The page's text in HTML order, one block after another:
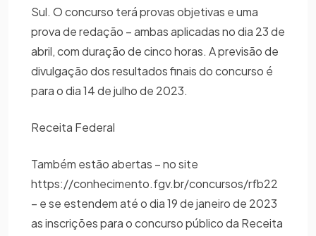
Sul. O concurso terá provas objetivas e uma
prova de redação – ambas aplicadas no dia 23 de
abril, com duração de cinco horas. A previsão de
divulgação dos resultados finais do concurso é
para o dia 14 de julho de 2023.
Receita Federal
Também estão abertas – no site
https://conhecimento.fgv.br/concursos/rfb22
– e se estendem até o dia 19 de janeiro de 2023
as inscrições para o concurso público da Receita